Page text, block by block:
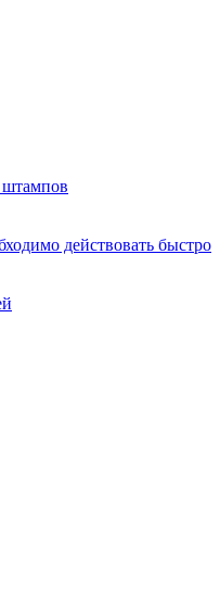
штампов
действовать быстро